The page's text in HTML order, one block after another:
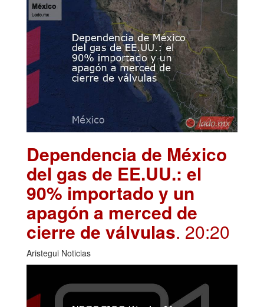
Dependencia de México
del gas de EE.UU.: el
90% importado y un
apagón a merced de
cierre de válvulas. 20:20
Aristegui Noticias